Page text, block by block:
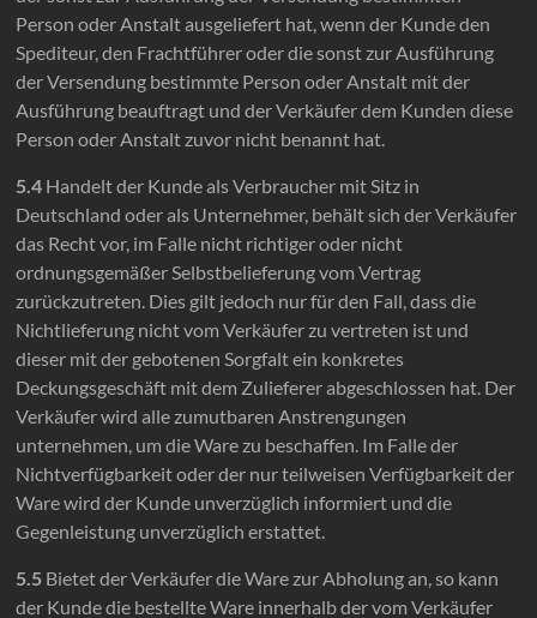
Person oder Anstalt ausgeliefert hat, wenn der Kunde den
Spediteur, den Frachtführer oder die sonst zur Ausführung
der Versendung bestimmte Person oder Anstalt mit der
Ausführung beauftragt und der Verkäufer dem Kunden diese
Person oder Anstalt zuvor nicht benannt hat.
5.4 Handelt der Kunde als Verbraucher mit Sitz in
Deutschland oder als Unternehmer, behält sich der Verkäufer
das Recht vor, im Falle nicht richtiger oder nicht
ordnungsgemäßer Selbstbelieferung vom Vertrag
zurückzutreten. Dies gilt jedoch nur für den Fall, dass die
Nichtlieferung nicht vom Verkäufer zu vertreten ist und
dieser mit der gebotenen Sorgfalt ein konkretes
Deckungsgeschäft mit dem Zulieferer abgeschlossen hat. Der
Verkäufer wird alle zumutbaren Anstrengungen
unternehmen, um die Ware zu beschaffen. Im Falle der
Nichtverfügbarkeit oder der nur teilweisen Verfügbarkeit der
Ware wird der Kunde unverzüglich informiert und die
Gegenleistung unverzüglich erstattet.
5.5 Bietet der Verkäufer die Ware zur Abholung an, so kann
der Kunde die bestellte Ware innerhalb der vom Verkäufer